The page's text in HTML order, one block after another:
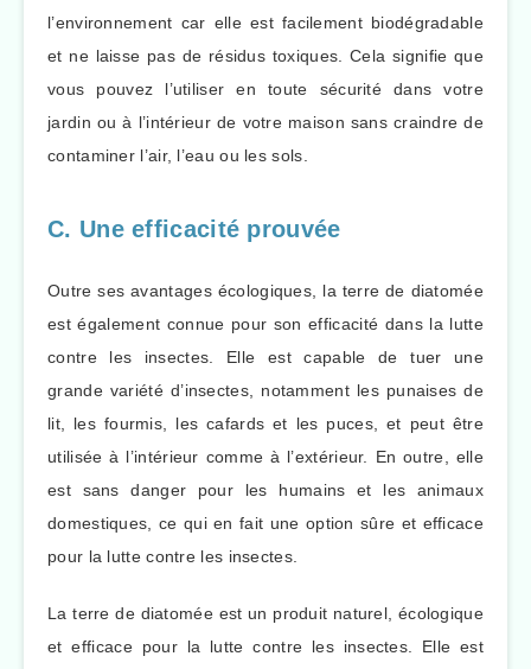
l’environnement car elle est facilement biodégradable
et ne laisse pas de résidus toxiques. Cela signifie que
vous pouvez l’utiliser en toute sécurité dans votre
jardin ou à l’intérieur de votre maison sans craindre de
contaminer l’air, l’eau ou les sols.
C. Une efficacité prouvée
Outre ses avantages écologiques, la terre de diatomée
est également connue pour son efficacité dans la lutte
contre les insectes. Elle est capable de tuer une
grande variété d’insectes, notamment les punaises de
lit, les fourmis, les cafards et les puces, et peut être
utilisée à l’intérieur comme à l’extérieur. En outre, elle
est sans danger pour les humains et les animaux
domestiques, ce qui en fait une option sûre et efficace
pour la lutte contre les insectes.
La terre de diatomée est un produit naturel, écologique
et efficace pour la lutte contre les insectes. Elle est